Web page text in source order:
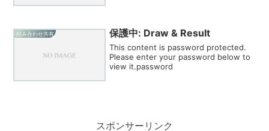
組み合わせ共有 保護中: Draw & Result
This content is password protected.
Please enter your password below to
view it.password
スポンサーリンク